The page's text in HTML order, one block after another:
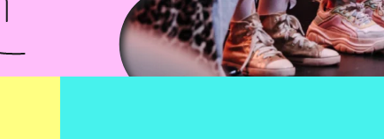
täitmise eesmärgil. Isikuandmete töötlemine